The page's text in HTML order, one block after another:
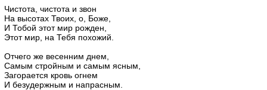
Случайная цитата
Рейтинг русских поэтов
Рейтинг стихотворений
Чистота, чистота и звон
На высотах Твоих, о, Боже,
И Тобой этот мир рожден,
Этот мир, на Тебя похожий.
Отчего же весенним днем,
Самым стройным и самым ясным,
Загорается кровь огнем
И безудержным и напрасным.